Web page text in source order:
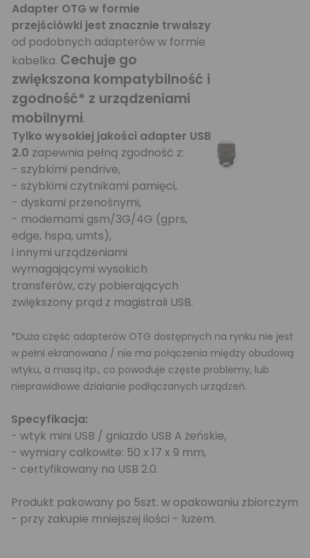
Adapter OTG w formie
przejściówki jest znacznie trwalszy
od podobnych adapterów w formie
kabelka. Cechuje go
zwiększona kompatybilność i
zgodność* z urządzeniami
mobilnymi.
Tylko wysokiej jakości adapter USB
2.0 zapewnia pełną zgodność z:
- szybkimi pendrive,
- szybkimi czytnikami pamięci,
- dyskami przenośnymi,
- modemami gsm/3G/4G (gprs,
edge, hspa, umts),
i innymi urządzeniami
wymagającymi wysokich
transferów, czy pobierających
zwiększony prąd z magistrali USB.
*Duża część adapterów OTG dostępnych na rynku nie jest
w pełni ekranowana / nie ma połączenia między obudową
wtyku, a masą itp., co powoduje częste problemy, lub
nieprawidłowe działanie podłączanych urządzeń.
Specyfikacja:
- wtyk mini USB / gniazdo USB A żeńskie,
- wymiary całkowite: 50 x 17 x 9 mm,
- certyfikowany na USB 2.0.
Produkt pakowany po 5szt. w opakowaniu zbiorczym
- przy zakupie mniejszej ilości - luzem.